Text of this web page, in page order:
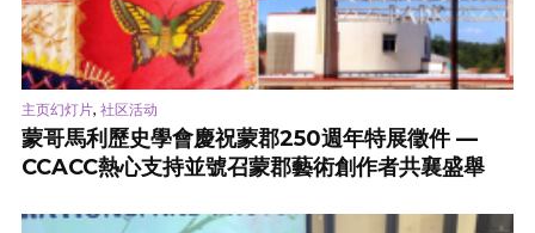
主页幻灯片, 社区活动
蒙哥馬利歷史學會慶祝蒙郡250週年特展徵件 —
CCACC熱心支持並號召蒙郡藝術創作者共襄盛舉